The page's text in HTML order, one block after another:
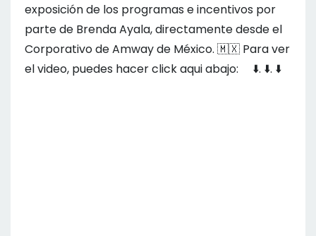
exposición de los programas e incentivos por
parte de Brenda Ayala, directamente desde el
Corporativo de Amway de México. 🇲🇽 Para ver
el video, puedes hacer click aqui abajo: ⬇️. ⬇️. ⬇️